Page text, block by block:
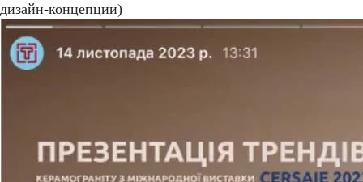
дизайн-концепции)